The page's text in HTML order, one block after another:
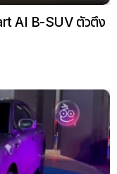
AI B-SUV ตัวตึง